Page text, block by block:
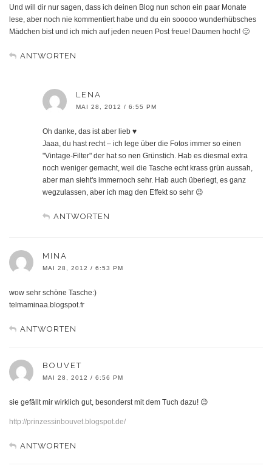
Und will dir nur sagen, dass ich deinen Blog nun schon ein paar Monate
lese, aber noch nie kommentiert habe und du ein sooooo wunderhübsches
Mädchen bist und ich mich auf jeden neuen Post freue! Daumen hoch! 🙂
ANTWORTEN
LENA
MAI 28, 2012 / 6:55 PM
Oh danke, das ist aber lieb ♥
Jaaa, du hast recht – ich lege über die Fotos immer so einen
"Vintage-Filter" der hat so nen Grünstich. Hab es diesmal extra
noch weniger gemacht, weil die Tasche echt krass grün aussah,
aber man sieht's immernoch sehr. Hab auch überlegt, es ganz
wegzulassen, aber ich mag den Effekt so sehr 😉
ANTWORTEN
MINA
MAI 28, 2012 / 6:53 PM
wow sehr schöne Tasche:)
telmaminaa.blogspot.fr
ANTWORTEN
BOUVET
MAI 28, 2012 / 6:56 PM
sie gefällt mir wirklich gut, besonderst mit dem Tuch dazu! 😉
http://prinzessinbouvet.blogspot.de/
ANTWORTEN